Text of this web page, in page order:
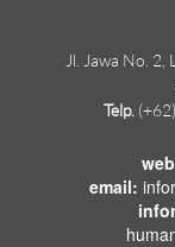
Jl. Jawa No.
Telp.
email: